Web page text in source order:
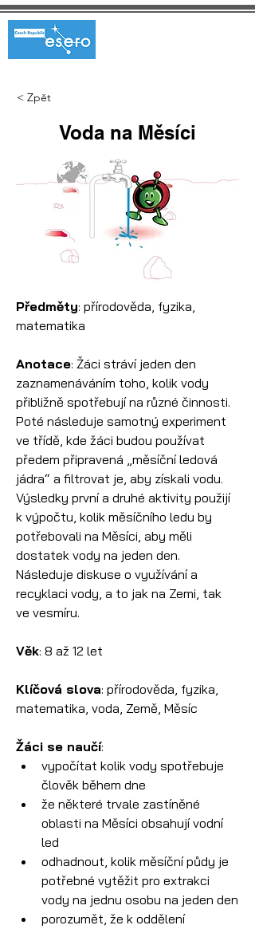
< Zpět
Voda na Měsíci
Předměty: přírodověda, fyzika,
matematika
Anotace: Žáci stráví jeden den
zaznamenáváním toho, kolik vody
přibližně spotřebují na různé činnosti.
Poté následuje samotný experiment
ve třídě, kde žáci budou používat
předem připravená „měsíční ledová
jádra“ a filtrovat je, aby získali vodu.
Výsledky první a druhé aktivity použijí
k výpočtu, kolik měsíčního ledu by
potřebovali na Měsíci, aby měli
dostatek vody na jeden den.
Následuje diskuse o využívání a
recyklaci vody, a to jak na Zemi, tak
ve vesmíru.
Věk: 8 až 12 let
Klíčová slova: přírodověda, fyzika,
matematika, voda, Země, Měsíc
Žáci se naučí:
vypočítat kolik vody spotřebuje
člověk během dne
že některé trvale zastíněné
oblasti na Měsíci obsahují vodní
led
odhadnout, kolik měsíční půdy je
potřebné vytěžit pro extrakci
vody na jednu osobu na jeden den
porozumět, že k oddělení